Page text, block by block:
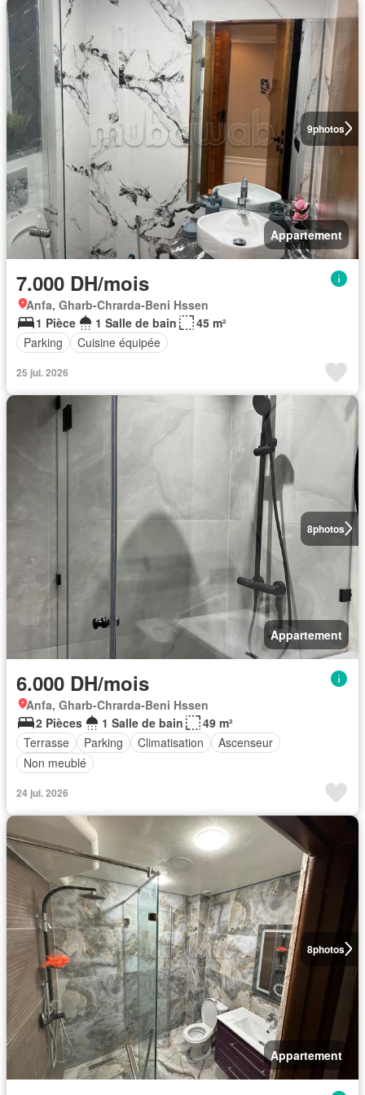
9photos
Appartement
7.000 DH/mois
Anfa, Gharb-Chrarda-Beni Hssen
1 Pièce
1 Salle de bain
45 m²
Parking
Cuisine équipée
25 jui. 2026
8photos
Appartement
6.000 DH/mois
Anfa, Gharb-Chrarda-Beni Hssen
2 Pièces
1 Salle de bain
49 m²
Terrasse
Parking Climatisation
Ascenseur
Non meublé
24 jui. 2026
8photos
Appartement